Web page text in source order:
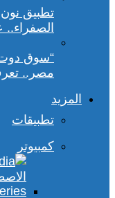
تطبيق
الصفراء..
“سوق
مصر..
المزيد
تطبيقات
كمبيوتر